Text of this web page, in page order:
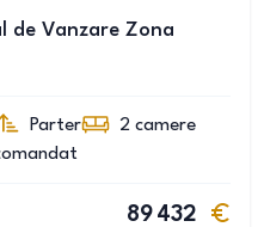
de Vanzare Zona
Parter 2 camere
89 432